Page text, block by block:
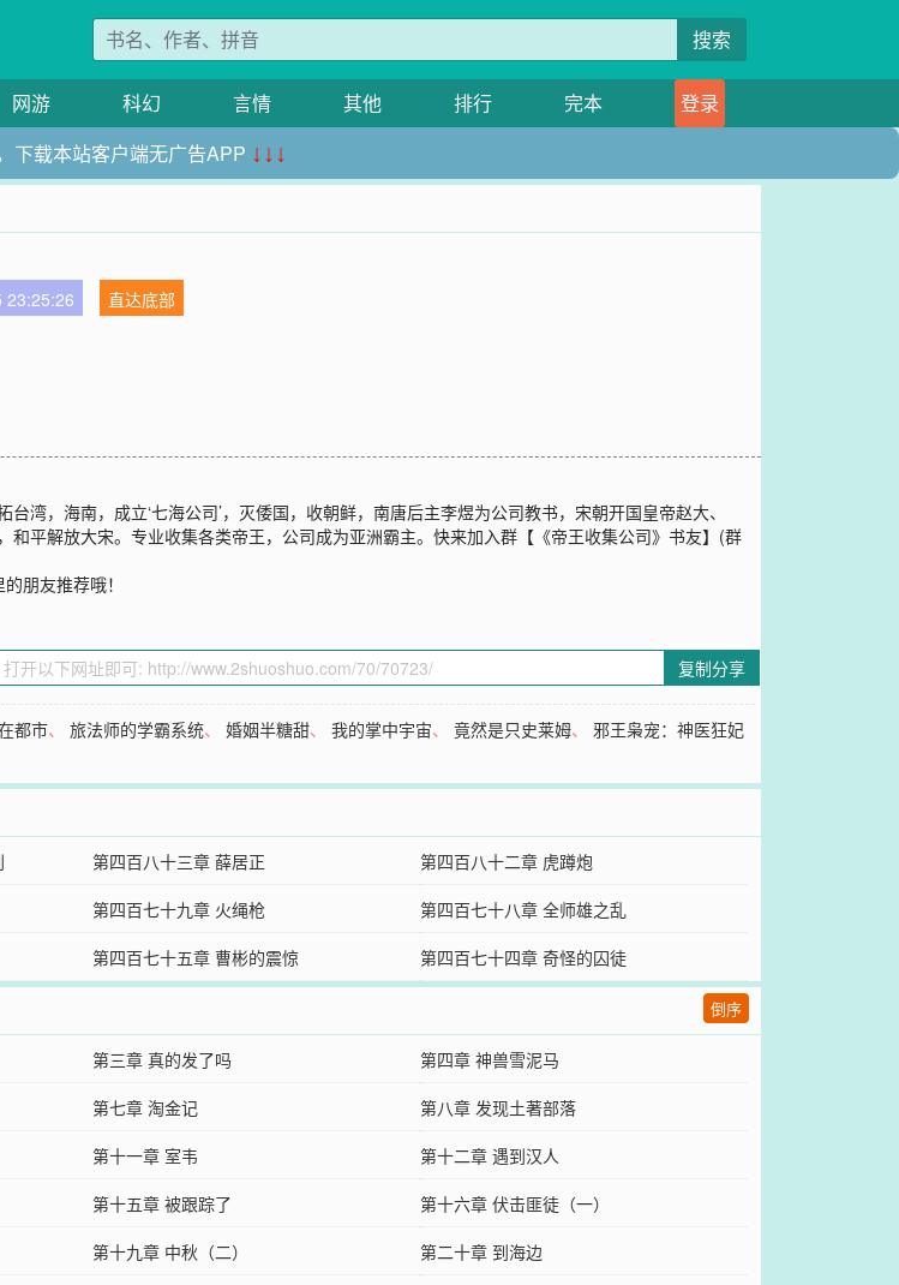
搜索
网游 科幻 言情 其他 排行 完本
登录
下载本站客户端无广告APP ↓↓↓
23:25:26
直达底部
湾，海南，成立‘七海公司’，灭倭国，收朝鲜，南唐后主李煜为公司教书，宋朝开国皇帝赵大、
平解放大宋。专业收集各类帝王，公司成为亚洲霸主。快来加入群【《帝王收集公司》书友】(群
朋友推荐哦！
复制分享
都市、旅法师的学霸系统、婚姻半糖甜、我的掌中宇宙、竟然是只史莱姆、 邪王枭宠：神医狂妃
第四百八十三章 薛居正
第四百八十二章 虎蹲炮
第四百七十九章 火绳枪
第四百七十八章 全师雄之乱
第四百七十五章 曹彬的震惊 第四百七十四章 奇怪的囚徒
倒序
第三章 真的发了吗
第四章 神兽雪泥马
第七章 淘金记
第八章 发现土著部落
第十一章 室韦
第十二章 遇到汉人
第十五章 被跟踪了
第十六章 伏击匪徒（一）
第十九章 中秋（二）
第二十章 到海边